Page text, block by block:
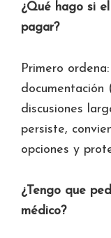
¿Qué hago si
pagar?
Primero
documentación
discusiones
persiste,
opciones y
¿Tengo que
médico?